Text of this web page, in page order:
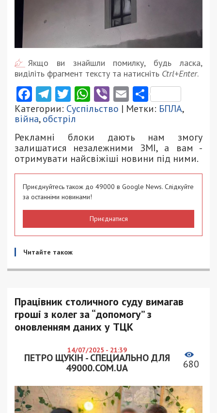
Якщо ви знайшли помилку, будь ласка,
виділіть фрагмент тексту та натисніть Ctrl+Enter.
Facebook
Telegram
Twitter
WhatsApp
ViberEmail
Категории: Суспільство | Метки: БПЛА,
війна,обстріл
Рекламні блоки дають нам змогу
залишатися незалежними ЗМІ, а вам -
отримувати найсвіжіші новини під ними.
Приєднуйтесь також до 49000 в Google News. Слідкуйте
за останніми новинами!
Приєднатися
Читайте також
Працівник столичного суду вимагав
гроші з колег за “допомогу” з
оновленням даних у ТЦК
14/07/2025 - 21:39
ПЕТРО ЩУКІН - СПЕЦИАЛЬНО ДЛЯ
49000.COM.UA
680